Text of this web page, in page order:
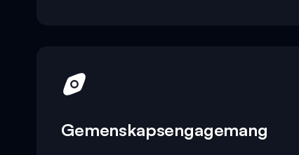
Gemenskapsengagemang